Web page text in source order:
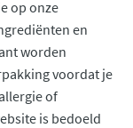
op onze
en
worden
voordat je
of
is bedoeld